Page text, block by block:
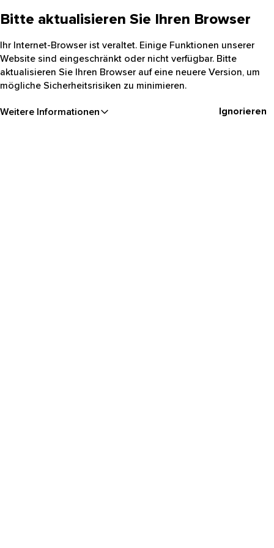
Bitte aktualisieren Sie Ihren Browser
Ihr Internet-Browser ist veraltet. Einige Funktionen unserer
Website sind eingeschränkt oder nicht verfügbar. Bitte
aktualisieren Sie Ihren Browser auf eine neuere Version, um
mögliche Sicherheitsrisiken zu minimieren.
Weitere Informationen Ignorieren